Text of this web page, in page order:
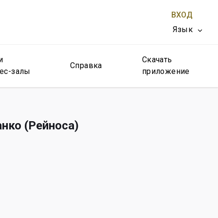
ВХОД
Язык
ЗАКРЫТЬ X
залы
Справка
Скачать
приложение
(Рейноса)